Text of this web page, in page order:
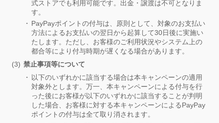
式ストアでも利用可能です。出金・譲渡は不可となりま
す。
PayPayポイントの付与は、原則として、対象のお支払い
方法によるお支払いの翌日から起算して30日後に実施い
たします。ただし、お客様のご利用状況やシステム上の
都合等により付与時期が遅くなる場合があります。
禁止事項等について
以下のいずれかに該当する場合は本キャンペーンの適用
対象外とします。万一、本キャンペーンによる付与を行
った後にお客様が以下のいずれかに該当することが判明
した場合、お客様に対する本キャンペーンによるPayPay
ポイントの付与は全て取り消されます。